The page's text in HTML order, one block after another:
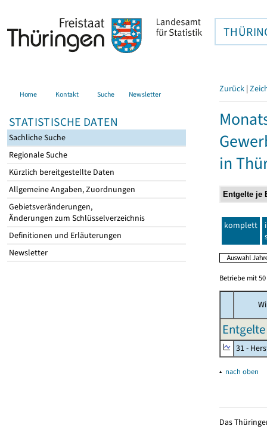
Home Kontakt Suche Newsletter
STATISTISCHE DATEN
Sachliche Suche
Regionale Suche
Kürzlich bereitgestellte Daten
Allgemeine Angaben, Zuordnungen
Gebietsveränderungen,
Änderungen zum Schlüsselverzeichnis
Definitionen und Erläuterungen
Newsletter
Zurück |
in
komplett
Betriebe mit
31 -
▴ nach oben
Das